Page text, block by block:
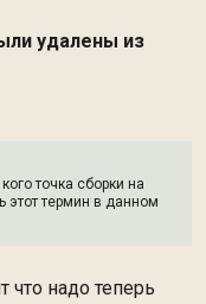
удалены из
точка сборки на
этот термин в данном
что надо теперь